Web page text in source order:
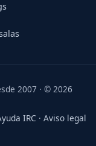
2007 · © 2026
IRC · Aviso legal